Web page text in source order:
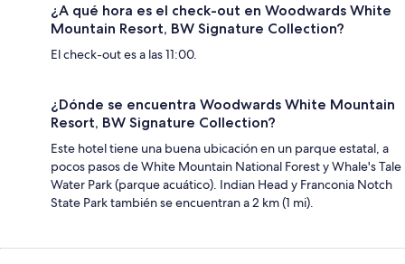
¿A qué hora es el check-out en Woodwards White
Mountain Resort, BW Signature Collection?
El check-out es a las 11:00.
¿Dónde se encuentra Woodwards White Mountain
Resort, BW Signature Collection?
Este hotel tiene una buena ubicación en un parque estatal, a
pocos pasos de White Mountain National Forest y Whale's Tale
Water Park (parque acuático). Indian Head y Franconia Notch
State Park también se encuentran a 2 km (1 mi).